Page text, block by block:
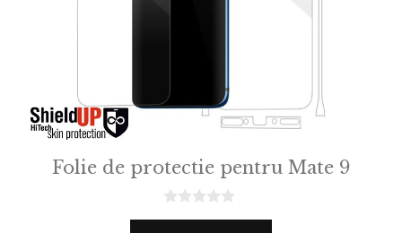
Folie de protectie pentru Mate 9
0